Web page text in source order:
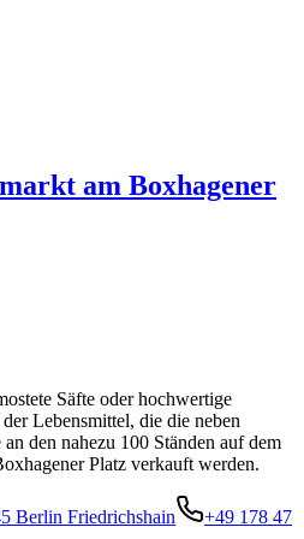
am Boxhagener
Säfte oder hochwertige
Lebensmittel, die die neben
den nahezu 100 Ständen auf dem
Platz verkauft werden.
Berlin Friedrichshain
+49 178 47